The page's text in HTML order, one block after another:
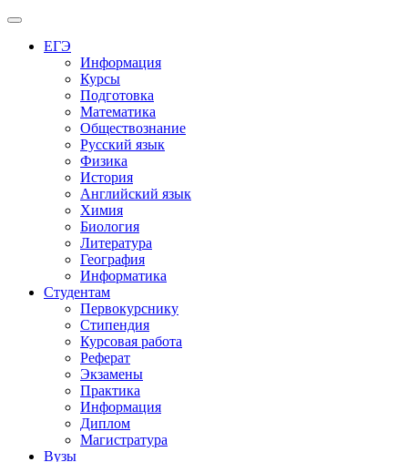
Меню
ЕГЭ
Информация
Курсы
Подготовка
Математика
Обществознание
Русский язык
Физика
История
Английский язык
Химия
Биология
Литература
География
Информатика
Студентам
Первокурснику
Стипендия
Курсовая работа
Реферат
Экзамены
Практика
Информация
Диплом
Магистратура
Вузы